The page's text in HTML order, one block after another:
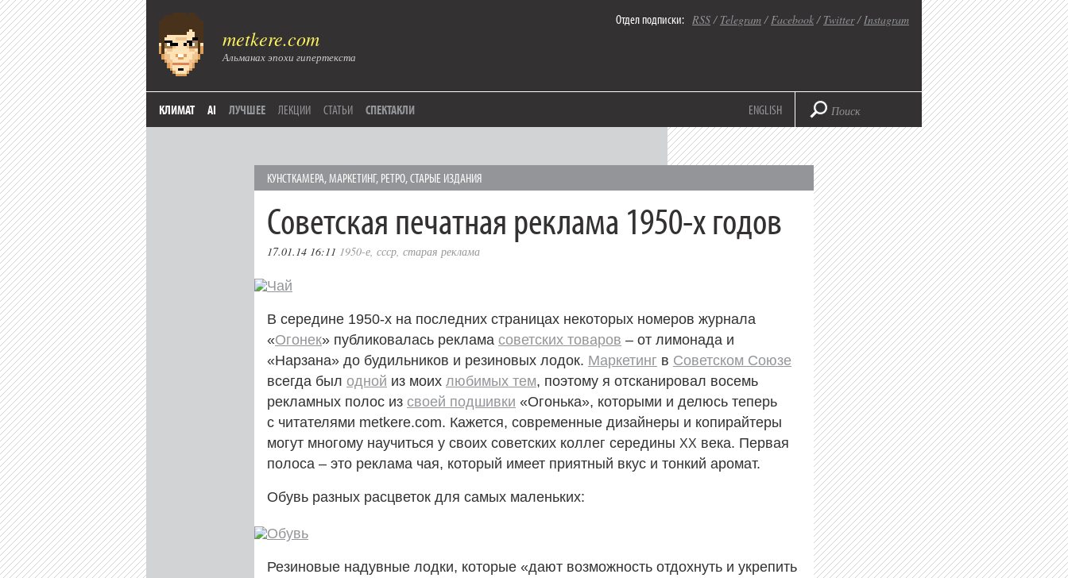
metkere.com
Альманах эпохи гипертекста
Отдел подписки: RSS/ Telegram/Facebook/ Twitter/Instagram
КЛИМАТ AI ЛУЧШЕЕ ЛЕКЦИИ СТАТЬИ СПЕКТАКЛИ ENGLISH
КУНСТКАМЕРА,МАРКЕТИНГ, РЕТРО,СТАРЫЕ ИЗДАНИЯ
Советская печатная реклама 1950‑х годов
17.01.14 16:11 1950-е, ссср, старая реклама
В середине 1950‑х на последних страницах некоторых номеров журнала
«Огонек» публиковалась реклама советских товаров – от лимонада и
«Нарзана» до будильников и резиновых лодок. Маркетинг в Советском Союзе
всегда был одной из моих любимых тем, поэтому я отсканировал восемь
рекламных полос из своей подшивки «Огонька», которыми и делюсь теперь
с читателями metkere.com. Кажется, современные дизайнеры и копирайтеры
могут многому научиться у своих советских коллег середины XX века. Первая
полоса – это реклама чая, который имеет приятный вкус и тонкий аромат.
Обувь разных расцветок для самых маленьких:
Резиновые надувные лодки, которые «дают возможность отдохнуть и укрепить